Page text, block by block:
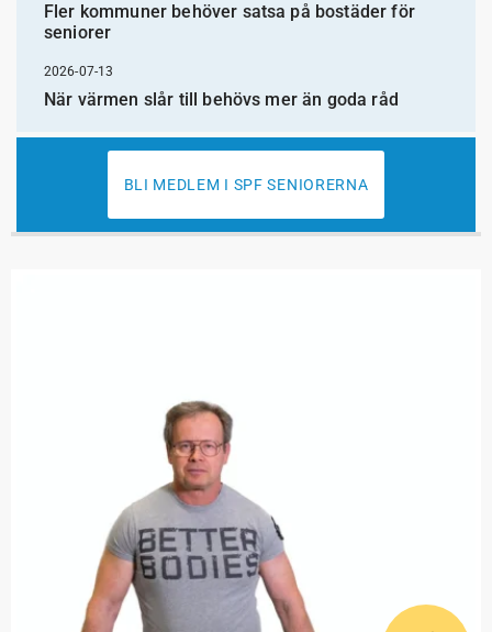
Fler kommuner behöver satsa på bostäder för
seniorer
2026-07-13
När värmen slår till behövs mer än goda råd
BLI MEDLEM I SPF SENIORERNA